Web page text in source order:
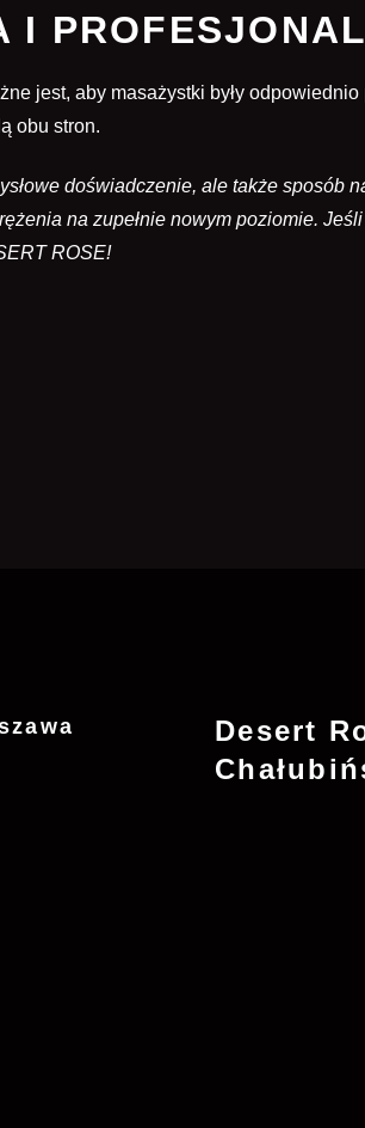
I
jest, aby masażystki były
obu stron.
doświadczenie, ale także sposób
na zupełnie nowym poziomie.
ROSE!
Desert